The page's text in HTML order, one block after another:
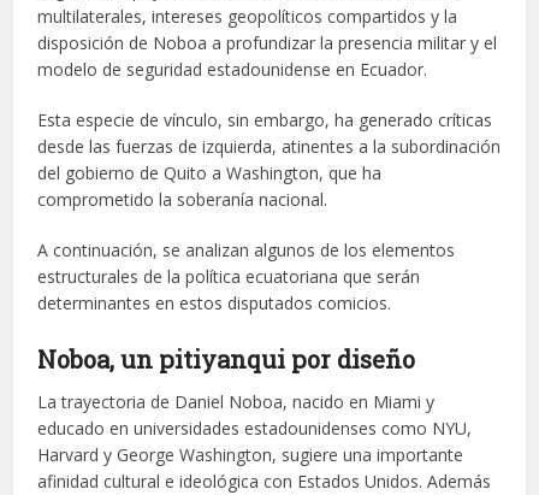
multilaterales, intereses geopolíticos compartidos y la
disposición de Noboa a profundizar la presencia militar y el
modelo de seguridad estadounidense en Ecuador.
Esta especie de vínculo, sin embargo, ha generado críticas
desde las fuerzas de izquierda, atinentes a la subordinación
del gobierno de Quito a Washington, que ha
comprometido la soberanía nacional.
A continuación, se analizan algunos de los elementos
estructurales de la política ecuatoriana que serán
determinantes en estos disputados comicios.
Noboa, un pitiyanqui por diseño
La trayectoria de Daniel Noboa, nacido en Miami y
educado en universidades estadounidenses como NYU,
Harvard y George Washington, sugiere una importante
afinidad cultural e ideológica con Estados Unidos. Además